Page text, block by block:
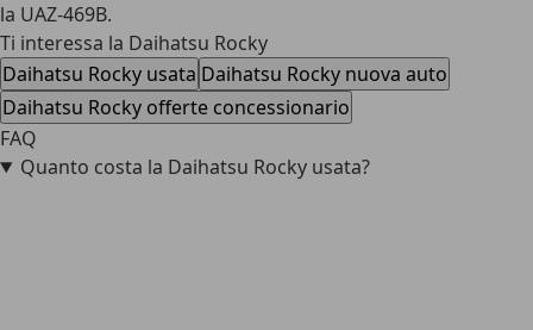
la UAZ-469B.
Ti interessa la Daihatsu Rocky
Daihatsu Rocky usata Daihatsu Rocky nuova auto
Daihatsu Rocky offerte concessionario
FAQ
Quanto costa la Daihatsu Rocky usata?